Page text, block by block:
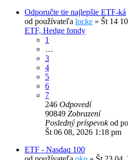
Odporučte tie najlepšie ETF-ká
od používateľa locke » Št 14
ETF, Hedge fondy
1
…
3
4
5
6
7
246 Odpovedí
90849 Zobrazení
Posledný príspevokod
Št 06 08, 2026 1:18 pm
ETF - Nasdaq 100